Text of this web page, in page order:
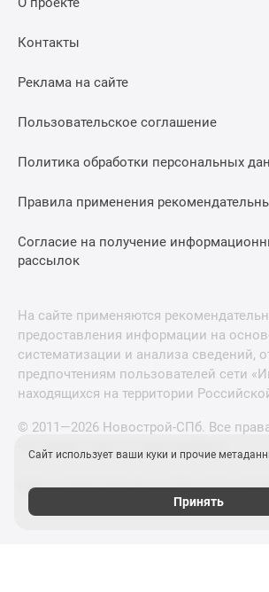
Контакты
Реклама на сайте
Пользовательское соглашение
Политика обработки персональных
Правила применения
Согласие на получение
рассылок
На сайте применяются
предоставления информации на
систематизации и анализа сведений,
предпочтениям пользователей сети
находящихся на территории
© 2011—2026 Новострой-СПб. Все
что нужно знать о новостройках
Новостройки Москвы и Московской
Сайт использует ваши куки и прочие
Принять